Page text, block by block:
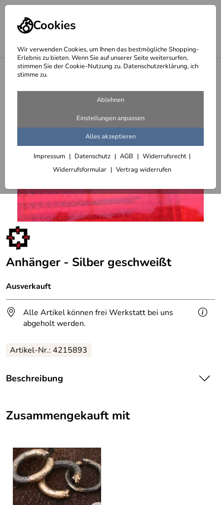
Cookies
Wir verwenden Cookies, um Ihnen das bestmögliche Shopping-
Erlebnis zu bieten. Wenn Sie auf unserer Seite weitersurfen,
stimmen Sie der Cookie-Nutzung zu. Datenschutzerklärung, ich
stimme zu.
Ablehnen
Einstellungen anpassen
Alles akzeptieren
Impressum Datenschutz AGB
Widerrufsrecht
Widerrufsformular
Vertrag widerrufen
Schmuck
Anhänger - Silber geschweißt
Ausverkauft
Alle Artikel können frei Werkstatt bei uns
abgeholt werden.
Artikel-Nr.: 4215893
Beschreibung
Feinsilber autogen geschweißt und geschmiedet
Höhe ca. 8 cm
Zusammengekauft mit